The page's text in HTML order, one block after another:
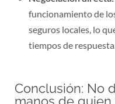
Conclusión: No
manos de